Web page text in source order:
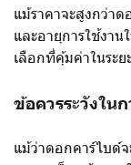
แม้ราคาจะสูงกว่า
และอายุการใช้งา
เลือกที่คุ้มค่าในระย
ข้อควรระวังใน
แม้ว่าดอกคาร์ไบด์